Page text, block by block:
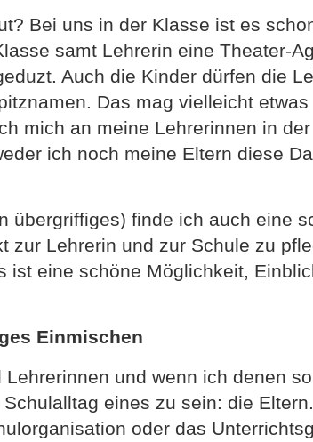
Bei uns in der Klasse ist es
samt Lehrerin eine Theater-
Auch die Kinder dürfen die
Das mag vielleicht etwas
mich an meine Lehrerinnen in der
ich noch meine Eltern diese
übergriffiges) finde ich auch eine
zur Lehrerin und zur Schule zu
ist eine schöne Möglichkeit,
Einmischen
und wenn ich denen
eines zu sein: die
oder das